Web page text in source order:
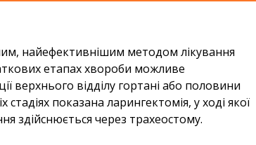
найефективнішим методом лікування
етапах хвороби можливе
верхнього відділу гортані або половини
стадіях показана ларингектомія, у ході якої
здійснюється через трахеостому.